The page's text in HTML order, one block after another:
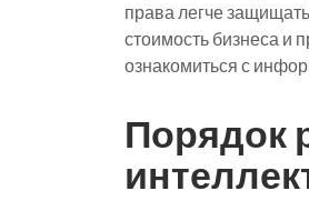
права легче
стоимость бизнеса и
ознакомиться с
Порядок